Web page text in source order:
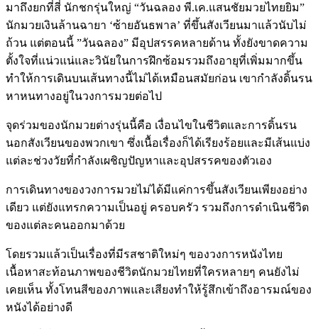
มาถึงยกที่สี่ นักชกรุ่นใหญ่ “วันฉลอง พี.เค.แสนชัยมวยไทยยิม”
นักมวยเงินล้านฉายา ‘ซ้ายอันธพาล’ ที่ขึ้นสังเวียนมาแล้วนับไม่
ถ้วน แต่ตอนนี้ ”วันฉลอง” มีอุปสรรคหลายด้าน ทั้งยังขาดความ
ตั้งใจที่แน่วแน่และวินัยในการฝึกซ้อมรวมถึงอายุที่เพิ่มมากขึ้น
ทำให้การเดินบนเส้นทางนี้ไม่ได้เหมือนสมัยก่อน เขากำลังดิ้นรน
หาหนทางอยู่ในวงการมวยต่อไป
จุดร่วมของนักมวยต่างรุ่นนี้คือ เงื่อนไขในชีวิตและการดิ้นรน
นอกสังเวียนของพวกเขา ซึ่งเนื้อเรื่องก็ได้เรียงร้อยและมีเส้นแบ่ง
แต่ละช่วงวัยที่กำลังเผชิญปัญหาและอุปสรรคของตัวเอง
การเดินทางของวงการมวยไม่ได้มีแค่การขึ้นสังเวียนเพียงอย่าง
เดียว แต่ยังแทรกความเป็นอยู่ ครอบครัว รวมถึงการดำเนินชีวิต
ของแต่ละคนออกมาด้วย
โดยรวมแล้วเป็นเรื่องที่มีรสชาติใหม่ๆ ของวงการหนังไทย
เนื้อหาสะท้อนภาพของชีวิตนักมวยไทยที่ใครหลายๆ คนยังไม่
เคยเห็น ทั้งโทนสีของภาพและเสียงทำให้รู้สึกเข้าถึงอารมณ์ของ
หนังได้อย่างดี